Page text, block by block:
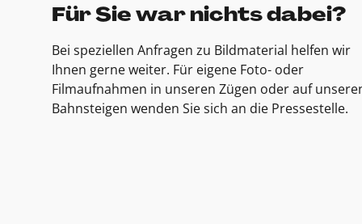
Für Sie war nichts dabei?
Bei speziellen Anfragen zu Bildmaterial helfen wir
Ihnen gerne weiter. Für eigene Foto- oder
Filmaufnahmen in unseren Zügen oder auf
Bahnsteigen wenden Sie sich an die Pressestelle.